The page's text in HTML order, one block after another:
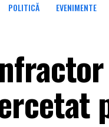
POLITICĂ EVENIMENTE